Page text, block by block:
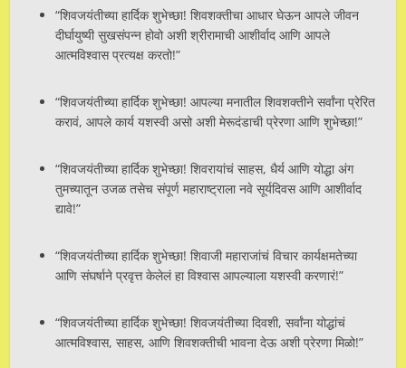
“शिवजयंतीच्या हार्दिक शुभेच्छा! शिवशक्तीचा आधार घेऊन आपले जीवन
दीर्घायुष्यी सुखसंपन्न होवो अशी श्रीरामाची आशीर्वाद आणि आपले
आत्मविश्वास प्रत्यक्ष करतो!”
“शिवजयंतीच्या हार्दिक शुभेच्छा! आपल्या मनातील शिवशक्तीने सर्वांना प्रेरित
करावं, आपले कार्य यशस्वी असो अशी मेरूदंडाची प्रेरणा आणि शुभेच्छा!”
“शिवजयंतीच्या हार्दिक शुभेच्छा! शिवरायांचं साहस, धैर्य आणि योद्धा अंग
तुमच्यातून उजळ तसेच संपूर्ण महाराष्ट्राला नवे सूर्यदिवस आणि आशीर्वाद
द्यावे!”
“शिवजयंतीच्या हार्दिक शुभेच्छा! शिवाजी महाराजांचं विचार कार्यक्षमतेच्या
आणि संघर्षाने प्रवृत्त केलेलं हा विश्वास आपल्याला यशस्वी करणारं!”
“शिवजयंतीच्या हार्दिक शुभेच्छा! शिवजयंतीच्या दिवशी, सर्वांना योद्धांचं
आत्मविश्वास, साहस, आणि शिवशक्तीची भावना देऊ अशी प्रेरणा मिळो!”